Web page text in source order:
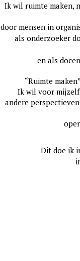
Ik wil ruimte maken,
door mensen in
als onderzoeker
en als
“Ruimte
Ik wil voor
andere
Dit doe ik